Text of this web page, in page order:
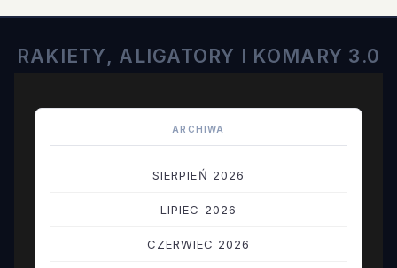
RAKIETY, ALIGATORY I KOMARY 3.0
ARCHIWA
SIERPIEŃ 2026
LIPIEC 2026
CZERWIEC 2026